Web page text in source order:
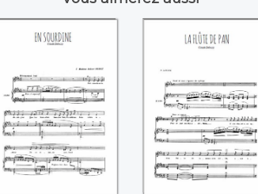
En sourdine
((Claude Debussy))
La flûte de Pan
((Claude Debussy))